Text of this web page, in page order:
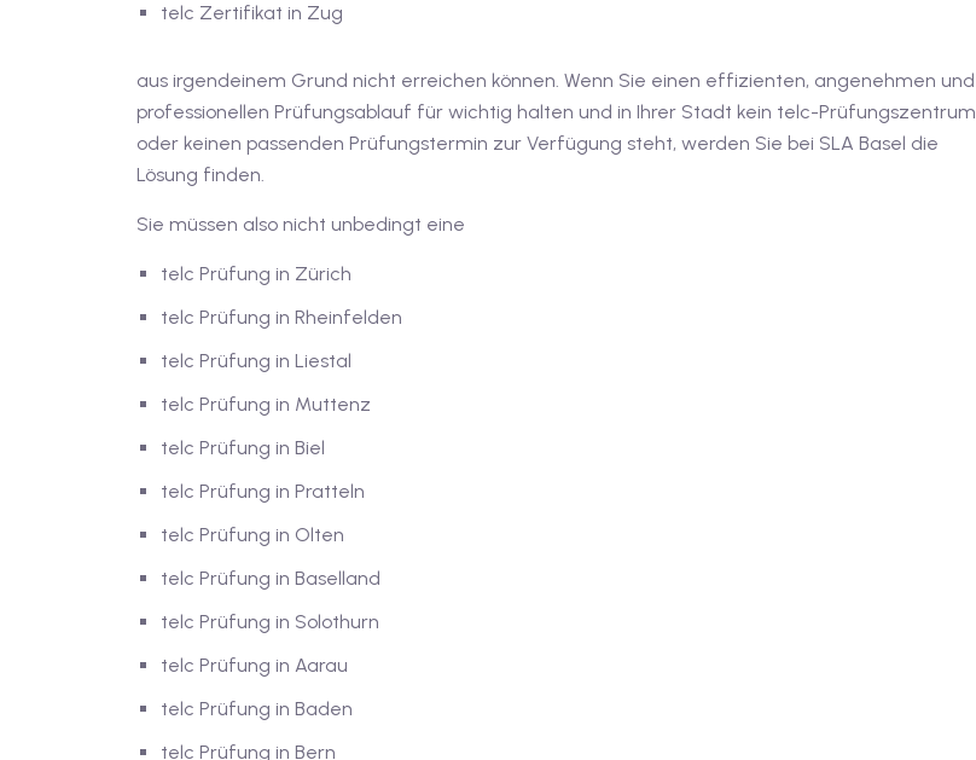
telc Zertifikat in Zug
aus irgendeinem Grund nicht erreichen können. Wenn Sie einen effizienten, angenehmen und
professionellen Prüfungsablauf für wichtig halten und in Ihrer Stadt kein telc-Prüfungszentrum
oder keinen passenden Prüfungstermin zur Verfügung steht, werden Sie bei SLA Basel die
Lösung finden.
Sie müssen also nicht unbedingt eine
telc Prüfung in Zürich
telc Prüfung in Rheinfelden
telc Prüfung in Liestal
telc Prüfung in Muttenz
telc Prüfung in Biel
telc Prüfung in Pratteln
telc Prüfung in Olten
telc Prüfung in Baselland
telc Prüfung in Solothurn
telc Prüfung in Aarau
telc Prüfung in Baden
telc Prüfung in Bern